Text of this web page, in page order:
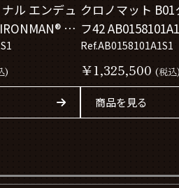
ル エンデュ
ワ
ンシップ
)
クロノマット
フ42
Ref.AB0158101A1S1
￥1,325,500 (税込)
商品を見る